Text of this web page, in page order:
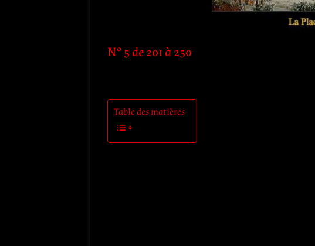
N° 5 de 201 à 250
Table des matières